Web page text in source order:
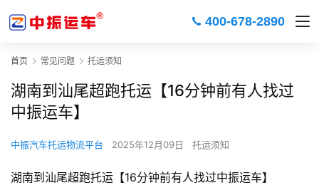
400-678-2890
首页 常见问题 托运须知
湖南到汕尾超跑托运【16分钟前有人找过
中振运车】
中振汽车托运物流平台 2025年12月09日 托运须知
湖南到汕尾超跑托运【16分钟前有人找过中振运车】